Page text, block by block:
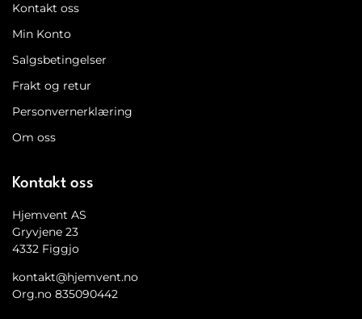
Kontakt oss
Min Konto
Salgsbetingelser
Frakt og retur
Personvernerklæring
Om oss
Kontakt oss
Hjemvent AS
Gryvjene 23
4332 Figgjo
kontakt@hjemvent.no
Org.no 835090442